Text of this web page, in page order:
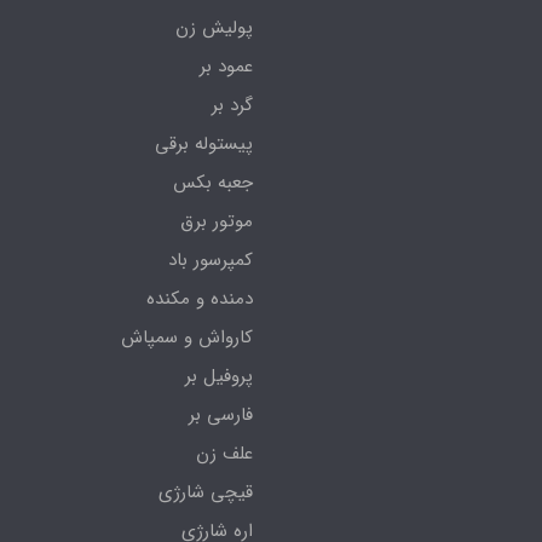
پولیش زن
عمود بر
گرد بر
پیستوله برقی
جعبه بکس
موتور برق
کمپرسور باد
دمنده و مکنده
کارواش و سمپاش
پروفیل بر
فارسی بر
علف زن
قیچی شارژی
اره شارژی